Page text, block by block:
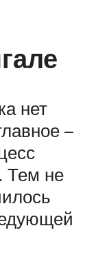
нет
–
Тем не